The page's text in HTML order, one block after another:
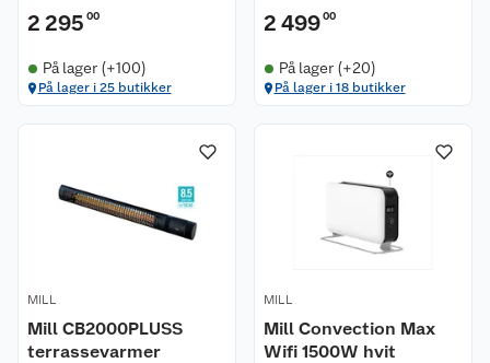
2 295 00
På lager (+100)
På lager i 25 butikker
2 49900
På lager (+20)
På lager i 18 butikker
MILL
Mill CB2000PLUSS
terrassevarmer
MILL
Mill Convection Max
Wifi 1500W hvit